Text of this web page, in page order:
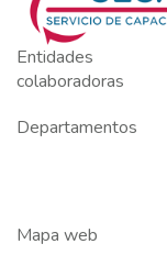
Entidades
colaboradoras
Departamentos
Mapa web